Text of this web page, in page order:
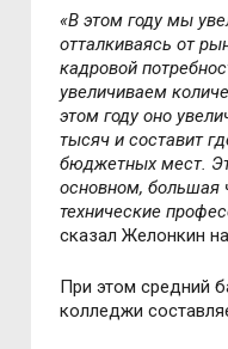
«В этом году мы
отталкиваясь от
кадровой
увеличиваем
этом году оно
тысяч и составит
бюджетных мест.
основном, большая
технические
сказал Желонкин
При этом средний
колледжи